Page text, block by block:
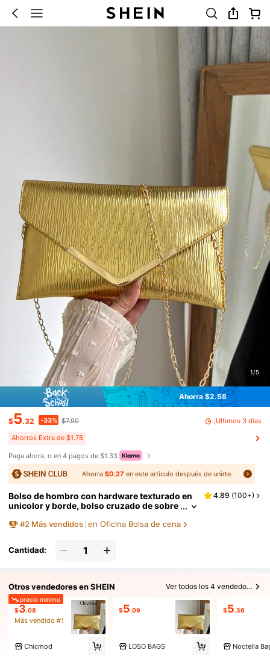
1/5
Ahorra $2.58
$5.32 -33% $7.90 ¡Últimos 3 días
Ahorros Extra de $1.78
Paga ahora, o en 4 pagos de $1.33
Ahorra $0.27 en este artículo después de unirte.
Bolso de hombro con hardware texturado en
unicolor y borde, bolso cruzado de sobre
teléfono - Adecuado para citas/eventos forma
vestido de fiesta, vestido de noche y vestido d
4.89 (100+)
#2 Más vendidos en Oficina Bolsa de cena
Cantidad:
Otros vendedores en SHEIN Ver todos los 4 vendedores
precio mínimo
$3.08
Más vendido #1
Chicmod
$5.09
LOSO BAGS
$5.36
Noctella